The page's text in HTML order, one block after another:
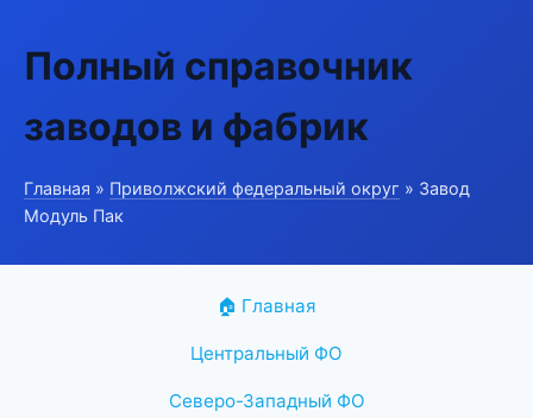
Полный справочник
заводов и фабрик
Главная » Приволжский федеральный округ » Завод
Модуль Пак
🏠 Главная
Центральный ФО
Северо-Западный ФО